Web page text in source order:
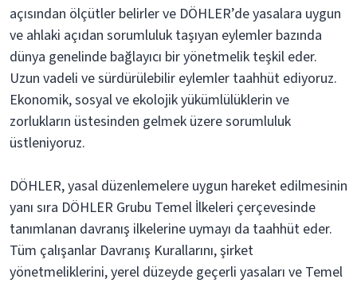
açısından ölçütler belirler ve DÖHLER’de yasalara uygun
ve ahlaki açıdan sorumluluk taşıyan eylemler bazında
dünya genelinde bağlayıcı bir yönetmelik teşkil eder.
Uzun vadeli ve sürdürülebilir eylemler taahhüt ediyoruz.
Ekonomik, sosyal ve ekolojik yükümlülüklerin ve
zorlukların üstesinden gelmek üzere sorumluluk
üstleniyoruz.
DÖHLER, yasal düzenlemelere uygun hareket edilmesinin
yanı sıra DÖHLER Grubu Temel İlkeleri çerçevesinde
tanımlanan davranış ilkelerine uymayı da taahhüt eder.
Tüm çalışanlar Davranış Kurallarını, şirket
yönetmeliklerini, yerel düzeyde geçerli yasaları ve Temel